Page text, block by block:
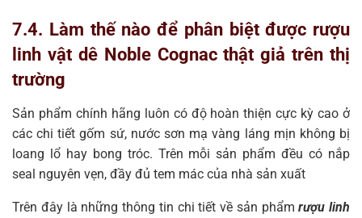
7.4. Làm thế nào để phân biệt được rượu
linh vật dê Noble Cognac thật giả trên thị
trường
Sản phẩm chính hãng luôn có độ hoàn thiện cực kỳ cao ở
các chi tiết gốm sứ, nước sơn mạ vàng láng mịn không bị
loang lổ hay bong tróc. Trên mỗi sản phẩm đều có nắp
seal nguyên vẹn, đầy đủ tem mác của nhà sản xuất
Trên đây là những thông tin chi tiết về sản phẩm rượu linh